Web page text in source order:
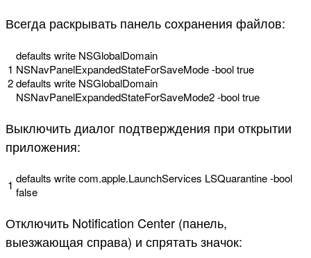
Всегда раскрывать панель сохранения файлов:
1
2
defaults write NSGlobalDomain
NSNavPanelExpandedStateForSaveMode-booltrue
defaults write NSGlobalDomain
NSNavPanelExpandedStateForSaveMode2-booltrue
Выключить диалог подтверждения при открытии
приложения:
1 defaults writecom.apple.LaunchServices LSQuarantine-bool
false
Отключить Notification Center (панель,
выезжающая справа) и спрятать значок: